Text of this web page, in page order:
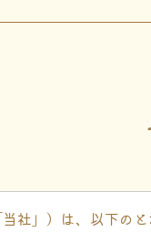
社」）は、以下の